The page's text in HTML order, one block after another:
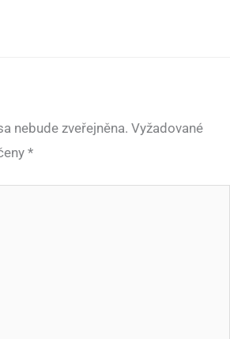
nebude zveřejněna. Vyžadované
*